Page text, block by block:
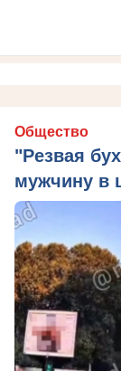
Общество
"Резвая
мужчину в